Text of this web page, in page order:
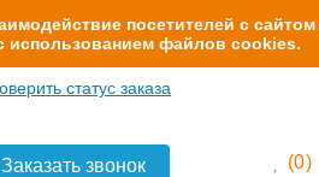
посетителей с
использованием файлов cookies.
статус заказа
Заказать звонок (0)